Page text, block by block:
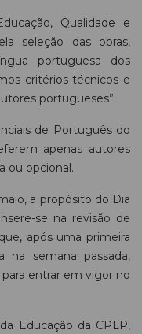
Qualidade e
seleção das obras,
portuguesa dos
critérios técnicos e
portugueses”.
de Português do
apenas autores
ou opcional.
a propósito do Dia
se na revisão de
após uma primeira
na semana passada,
entrar em vigor no
Educação da CPLP,